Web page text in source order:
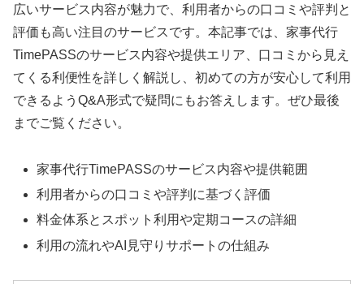
広いサービス内容が魅力で、利用者からの口コミや評判と
評価も高い注目のサービスです。本記事では、家事代行
TimePASSのサービス内容や提供エリア、口コミから見え
てくる利便性を詳しく解説し、初めての方が安心して利用
できるようQ&A形式で疑問にもお答えします。ぜひ最後
までご覧ください。
家事代行TimePASSのサービス内容や提供範囲
利用者からの口コミや評判に基づく評価
料金体系とスポット利用や定期コースの詳細
利用の流れやAI見守りサポートの仕組み